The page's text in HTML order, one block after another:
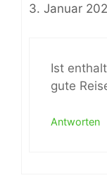
3. Januar
Ist
gute
Antworten